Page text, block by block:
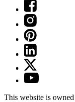
This website is